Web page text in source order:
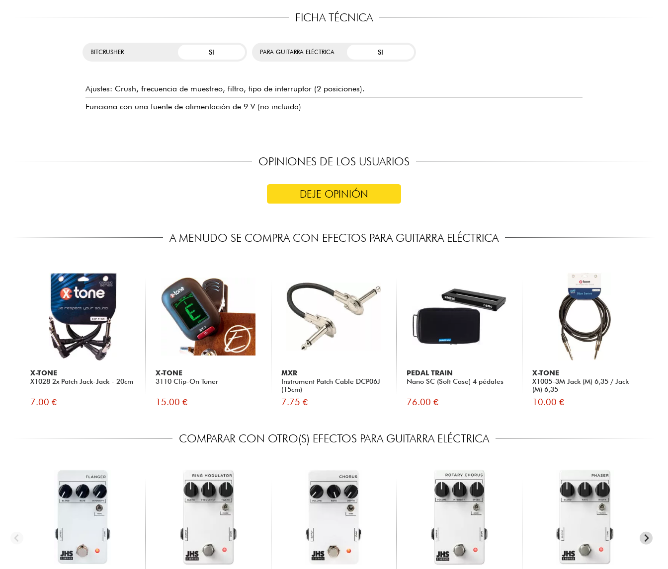
FICHA TÉCNICA
BITCRUSHER SI PARA GUITARRA ELÉCTRICA SI
Ajustes: Crush, frecuencia de muestreo, filtro, tipo de interruptor (2 posiciones).
Funciona con una fuente de alimentación de 9 V (no incluida)
OPINIONES DE LOS USUARIOS
DEJE OPINIÓN
A MENUDO SE COMPRA CON EFECTOS PARA GUITARRA ELÉCTRICA
X-TONE
X1028 2x Patch Jack-Jack - 20cm
7.00 €
X-TONE
3110 Clip-On Tuner
15.00 €
MXR
Instrument Patch Cable DCP06J
(15cm)
7.75 €
PEDAL TRAIN
Nano SC (Soft Case) 4 pédales
76.00 €
X-TONE
X1005-3M Jack (M) 6,35 / Jack
(M) 6,35
10.00 €
COMPARAR CON OTRO(S) EFECTOS PARA GUITARRA ELÉCTRICA